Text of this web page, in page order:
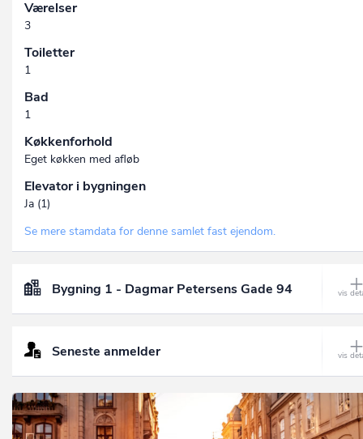
Værelser
3
Toiletter
1
Bad
1
Køkkenforhold
Eget køkken med afløb
Elevator i bygningen
Ja (1)
Se mere stamdata for denne samlet fast ejendom.
Bygning 1 - Dagmar Petersens Gade 94
Seneste anmelder